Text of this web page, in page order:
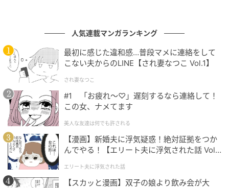
ウーマンエキサイト
人気連載マンガランキング
最初に感じた違和感…普段マメに連絡をして
こない夫からのLINE【され妻なつこ Vol.1】
され妻なつこ
#1 「お疲れ〜♡」遅刻するなら連絡して！
この女、ナメてます
美人な友達は何でも許される
【漫画】新婚夫に浮気疑惑！絶対証拠をつか
んでやる！【エリート夫に浮気された話 Vol.
エリート夫に浮気された話
【スカッと漫画】双子の娘より飲み会が大